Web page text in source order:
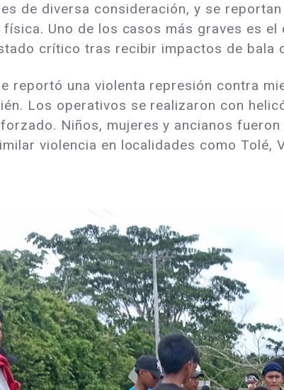
de diversa consideración, y se
Uno de los casos más graves es
crítico tras recibir impactos de bala
reportó una violenta represión contra
Los operativos se realizaron con
Niños, mujeres y ancianos
violencia en localidades como Tolé,